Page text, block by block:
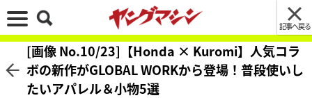
記事へ戻る
[画像 No.10/23]【Honda × Kuromi】人気コラ
ボの新作がGLOBAL WORKから登場！普段使いし
たいアパレル＆小物5選